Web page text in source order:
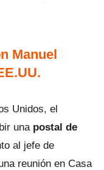
Manuel
Unidos, el
unapostal de
al jefe de
reunión en Casa